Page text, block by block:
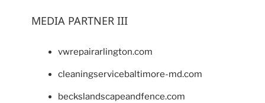
MEDIA PARTNER III
vwrepairarlington.com
cleaningservicebaltimore-md.com
beckslandscapeandfence.com